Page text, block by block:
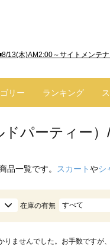
13(木)AM2:00～サイトメンテ
リー ランキング
ドパーティー
品一覧です。 スカートやシ
在庫の有無 すべて
りませんでした。お手数ですが